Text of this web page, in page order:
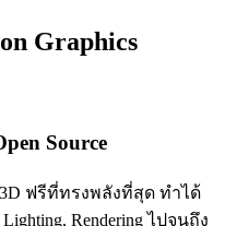
Graphics
Source
ฟรีที่ทรงพลังที่สุด ทำได้
Rendering ไปจนถึง